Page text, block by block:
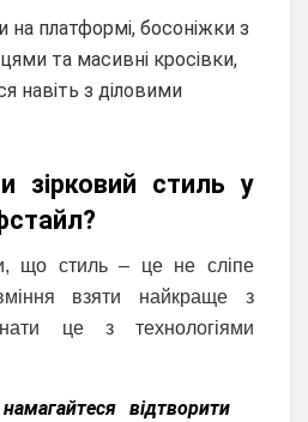
на платформі, босоніжки з
та масивні кросівки,
навіть з діловими
зірковий стиль у
що стиль – це не сліпе
взяти найкраще з
це з технологіями
відтворити